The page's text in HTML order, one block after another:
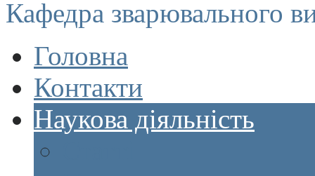
Кафедра зварювального
Головна
Контакти
Наукова діяльність